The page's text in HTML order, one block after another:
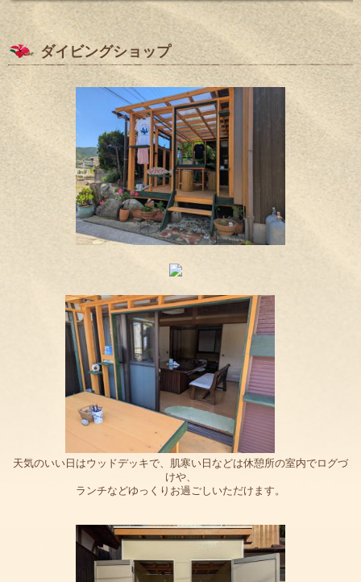
ッ
プ
ダイビングショップ
天気のいい日はウッドデッキで、肌寒い日などは休憩所の室内でログづ
けや、
ランチなどゆっくりお過ごしいただけます。